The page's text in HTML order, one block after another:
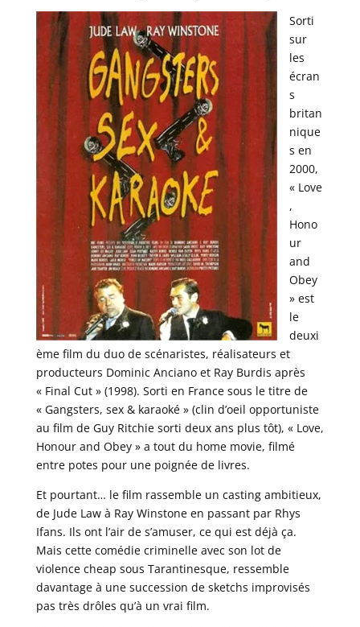
Sorti
sur
les
écran
s
britan
nique
s en
2000,
« Love
,
Hono
ur
and
Obey
» est
le
deuxi
ème film du duo de scénaristes, réalisateurs et
producteurs Dominic Anciano et Ray Burdis après
« Final Cut » (1998). Sorti en France sous le titre de
« Gangsters, sex & karaoké » (clin d’oeil opportuniste
au film de Guy Ritchie sorti deux ans plus tôt), « Love,
Honour and Obey » a tout du home movie, filmé
entre potes pour une poignée de livres.
Et pourtant… le film rassemble un casting ambitieux,
de Jude Law à Ray Winstone en passant par Rhys
Ifans. Ils ont l’air de s’amuser, ce qui est déjà ça.
Mais cette comédie criminelle avec son lot de
violence cheap sous Tarantinesque, ressemble
davantage à une succession de sketchs improvisés
pas très drôles qu’à un vrai film.